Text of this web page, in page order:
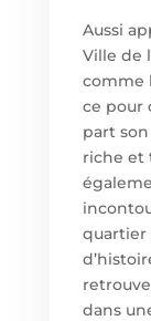
Aussi
Ville de
comme
ce pour
part
riche et
quartier
dans